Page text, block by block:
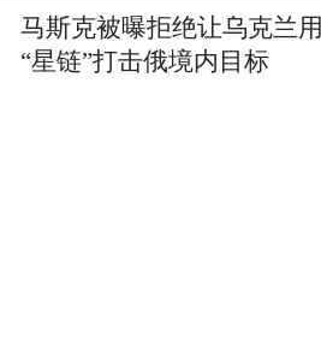
马斯克被曝拒绝让乌克兰用
“星链”打击俄境内目标